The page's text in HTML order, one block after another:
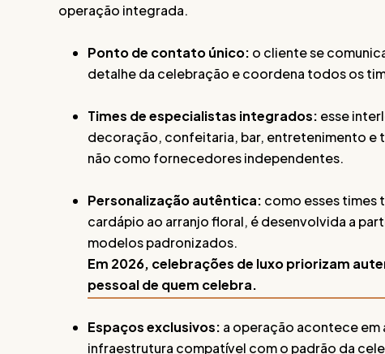
operação integrada.
Ponto de contato único: o cliente se
detalhe da celebração e coordena todos os
Times de especialistas integrados: esse
decoração, confeitaria, bar, entretenimento e
não como fornecedores independentes.
Personalização autêntica: como esses times
cardápio ao arranjo floral, é desenvolvida a
modelos padronizados.
Em 2026, celebrações de luxo priorizam
pessoal de quem celebra.
Espaços exclusivos: a operação acontece
infraestrutura compatível com o padrão da